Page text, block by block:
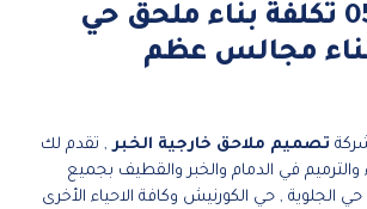
0557954702 تكلفة بناء ملحق حي
بناء مجالس عظم
تصميم ملاحق خارجية الخبر, تقدم لك
في الدمام والخبر والقطيف بجميع
الجلوية , حي الكورنيش وكافة الاحياء الأخرى